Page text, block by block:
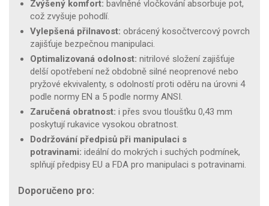
Zvýšený komfort: bavlněné vločkování absorbuje pot,
což zvyšuje pohodlí.
Vylepšená přilnavost: obrácený kosočtvercový povrch
zajišťuje bezpečnou manipulaci.
Optimalizovaná odolnost: nitrilové složení zajišťuje
delší opotřebení než obdobně silné neoprenové nebo
pryžové ekvivalenty, s odolností proti oděru na úrovni 4
podle normy EN a 5 podle normy ANSI.
Zaručená obratnost: i přes svou tloušťku 0,43 mm
poskytují rukavice vysokou obratnost.
Dodržování předpisů při manipulaci s
potravinami: ideální do mokrých i suchých podmínek,
splňují předpisy EU a FDA pro manipulaci s potravinami.
Doporučeno pro: